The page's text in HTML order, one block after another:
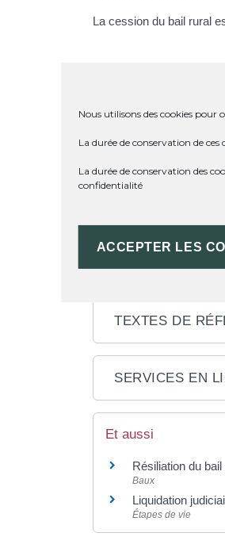
Nous utilisons des cookies pour
La durée de conservation de
La durée de conservation des
confidentialité
ACCEPTER LES
La cession du bail rural
DANS
QUELLES
LE BAIL
TEXTES DE
SERVICES EN
Et aussi
Résiliation du bail
Baux
Liquidation
Étapes de vie